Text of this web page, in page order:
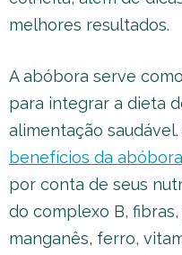
melhores resultados.
A abóbora serve
para integrar a dieta
alimentação
benefícios da abóbora
por conta de seus
do complexo B,
manganês, ferro,